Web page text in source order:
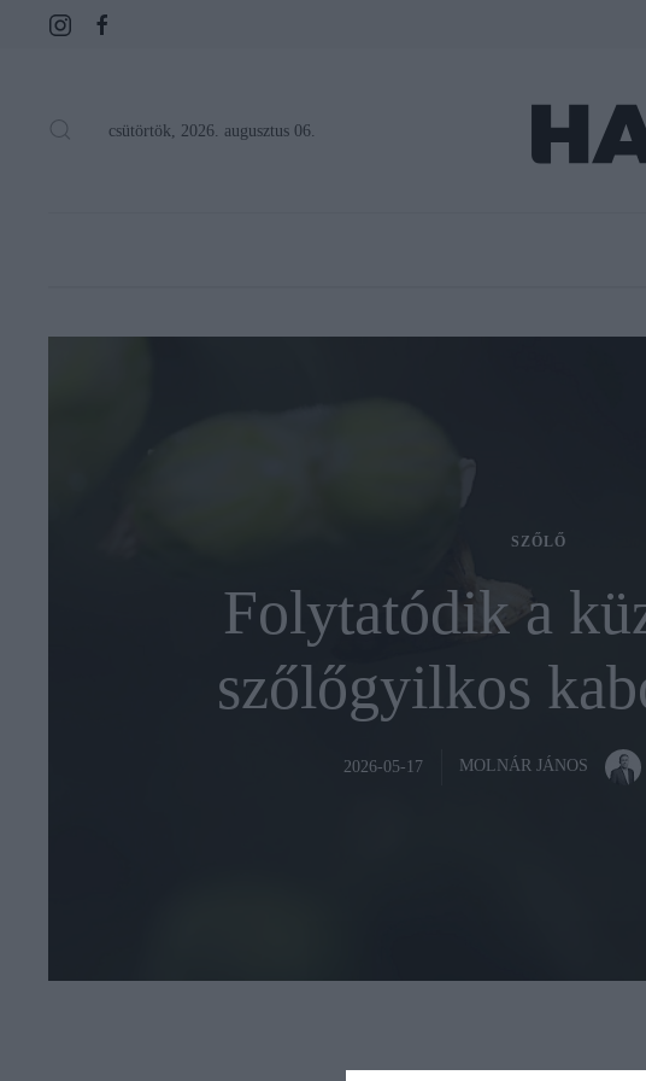
csütörtök, 2026. augusztus 06.
SZŐLŐ
Folytatódik a
szőlőgyilkos
2026-05-17 MOLNÁR JÁNOS